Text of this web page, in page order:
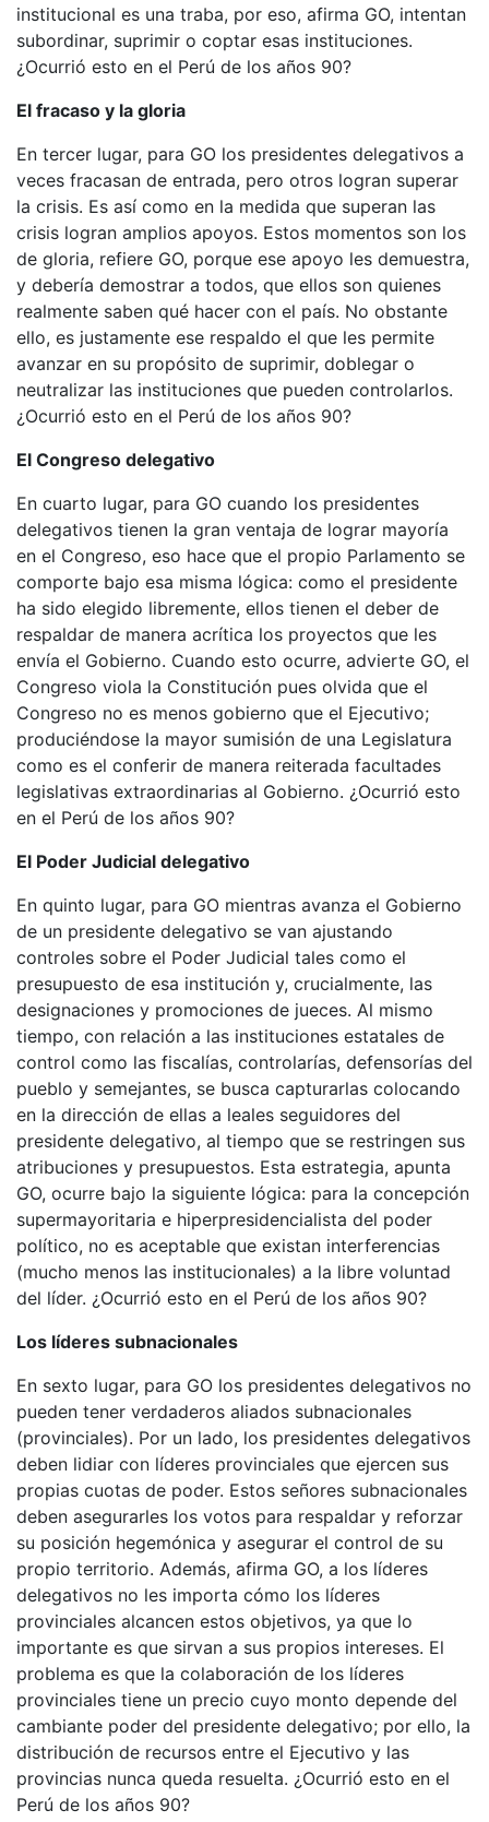
institucional es una traba, por eso, afirma GO, intentan
subordinar, suprimir o coptar esas instituciones.
¿Ocurrió esto en el Perú de los años 90?
El fracaso y la gloria
En tercer lugar, para GO los presidentes delegativos a
veces fracasan de entrada, pero otros logran superar
la crisis. Es así como en la medida que superan las
crisis logran amplios apoyos. Estos momentos son los
de gloria, refiere GO, porque ese apoyo les demuestra,
y debería demostrar a todos, que ellos son quienes
realmente saben qué hacer con el país. No obstante
ello, es justamente ese respaldo el que les permite
avanzar en su propósito de suprimir, doblegar o
neutralizar las instituciones que pueden controlarlos.
¿Ocurrió esto en el Perú de los años 90?
El Congreso delegativo
En cuarto lugar, para GO cuando los presidentes
delegativos tienen la gran ventaja de lograr mayoría
en el Congreso, eso hace que el propio Parlamento se
comporte bajo esa misma lógica: como el presidente
ha sido elegido libremente, ellos tienen el deber de
respaldar de manera acrítica los proyectos que les
envía el Gobierno. Cuando esto ocurre, advierte GO, el
Congreso viola la Constitución pues olvida que el
Congreso no es menos gobierno que el Ejecutivo;
produciéndose la mayor sumisión de una Legislatura
como es el conferir de manera reiterada facultades
legislativas extraordinarias al Gobierno. ¿Ocurrió esto
en el Perú de los años 90?
El Poder Judicial delegativo
En quinto lugar, para GO mientras avanza el Gobierno
de un presidente delegativo se van ajustando
controles sobre el Poder Judicial tales como el
presupuesto de esa institución y, crucialmente, las
designaciones y promociones de jueces. Al mismo
tiempo, con relación a las instituciones estatales de
control como las fiscalías, controlarías, defensorías del
pueblo y semejantes, se busca capturarlas colocando
en la dirección de ellas a leales seguidores del
presidente delegativo, al tiempo que se restringen sus
atribuciones y presupuestos. Esta estrategia, apunta
GO, ocurre bajo la siguiente lógica: para la concepción
supermayoritaria e hiperpresidencialista del poder
político, no es aceptable que existan interferencias
(mucho menos las institucionales) a la libre voluntad
del líder. ¿Ocurrió esto en el Perú de los años 90?
Los líderes subnacionales
En sexto lugar, para GO los presidentes delegativos no
pueden tener verdaderos aliados subnacionales
(provinciales). Por un lado, los presidentes delegativos
deben lidiar con líderes provinciales que ejercen sus
propias cuotas de poder. Estos señores subnacionales
deben asegurarles los votos para respaldar y reforzar
su posición hegemónica y asegurar el control de su
propio territorio. Además, afirma GO, a los líderes
delegativos no les importa cómo los líderes
provinciales alcancen estos objetivos, ya que lo
importante es que sirvan a sus propios intereses. El
problema es que la colaboración de los líderes
provinciales tiene un precio cuyo monto depende del
cambiante poder del presidente delegativo; por ello, la
distribución de recursos entre el Ejecutivo y las
provincias nunca queda resuelta. ¿Ocurrió esto en el
Perú de los años 90?